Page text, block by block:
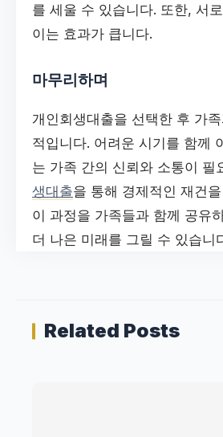
를 세울 수 있습니다. 또한, 서
이는 효과가 큽니다.
마무리하며
개인회생대출을 선택한 후 가
적입니다. 어려운 시기를 함께
는 가족 간의 신뢰와 소통이 필
생대출을 통해 경제적인 재건
이 과정을 가족들과 함께 공유
더 나은 미래를 그릴 수 있습니
Related Posts